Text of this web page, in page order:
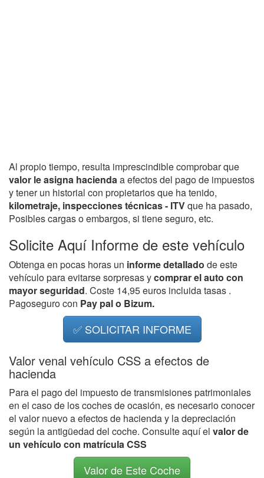
Al propio tiempo, resulta imprescindible comprobar que
valor le asigna haciendaa efectos del pago de impuestos
y tener un historial con propietarios que ha tenido,
kilometraje, inspecciones técnicas - ITVque ha pasado,
Posibles cargas o embargos, si tiene seguro, etc.
Solicite Aquí Informe de este vehículo
Obtenga en pocas horas un informe detallado de este
vehículo para evitarse sorpresas ycomprar el auto con
mayor seguridad. Coste 14,95 euros incluida tasas .
Pagoseguro con Pay pal o Bizum.
✅ SOLICITAR INFORME
Valor venal vehículo CSS a efectos de
hacienda
Para el pago del impuesto de transmisiones patrimoniales
en el caso de los coches de ocasión, es necesario conocer
el valor nuevo a efectos de hacienda y la depreciación
según la antigüedad del coche. Consulte aquí el valor de
un vehículo con matrícula CSS
Valor de Este Coche